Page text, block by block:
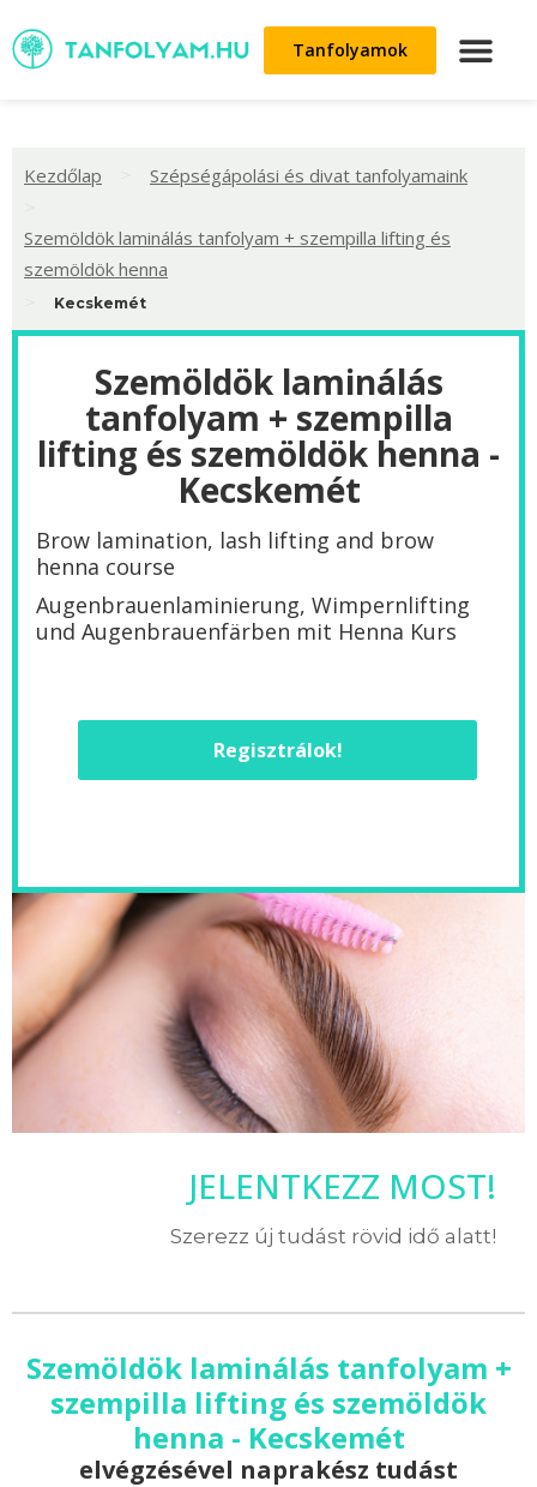
Tanfolyamok
Kezdőlap Szépségápolási és divat tanfolyamaink
Szemöldök laminálás tanfolyam + szempilla lifting és
szemöldök henna
Kecskemét
Szemöldök laminálás
tanfolyam + szempilla
lifting és szemöldök henna -
Kecskemét
Brow lamination, lash lifting and brow
henna course
Augenbrauenlaminierung, Wimpernlifting
und Augenbrauenfärben mit Henna Kurs
Regisztrálok!
JELENTKEZZ MOST!
Szerezz új tudást rövid idő alatt!
Szemöldök laminálás tanfolyam +
szempilla lifting és szemöldök
henna - Kecskemét
elvégzésével naprakész tudást